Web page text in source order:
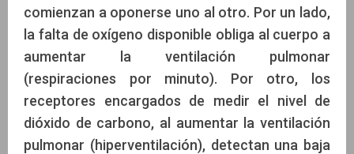
comienzan a oponerse uno al otro. Por un lado,
la falta de oxígeno disponible obliga al cuerpo a
aumentar la ventilación pulmonar
(respiraciones por minuto). Por otro, los
receptores encargados de medir el nivel de
dióxido de carbono, al aumentar la ventilación
pulmonar (hiperventilación), detectan una baja